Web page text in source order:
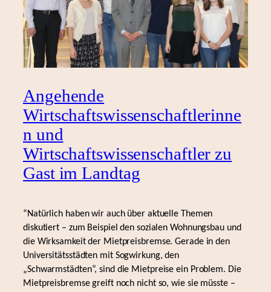
Angehende
Wirtschaftswissenschaftlerinne
n und
Wirtschaftswissenschaftler zu
Gast im Landtag
“Natürlich haben wir auch über aktuelle Themen
diskutiert – zum Beispiel den sozialen Wohnungsbau und
die Wirksamkeit der Mietpreisbremse. Gerade in den
Universitätsstädten mit Sogwirkung, den
„Schwarmstädten“, sind die Mietpreise ein Problem. Die
Mietpreisbremse greift noch nicht so, wie sie müsste –